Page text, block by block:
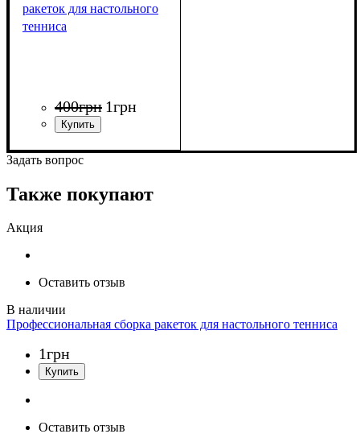
ракеток для настольного
тенниса
400грн 1грн
Задать вопрос
Также покупают
Акция
Оставить отзыв
Профессиональная сборка ракеток для настольного тенниса
1грн
Оставить отзыв